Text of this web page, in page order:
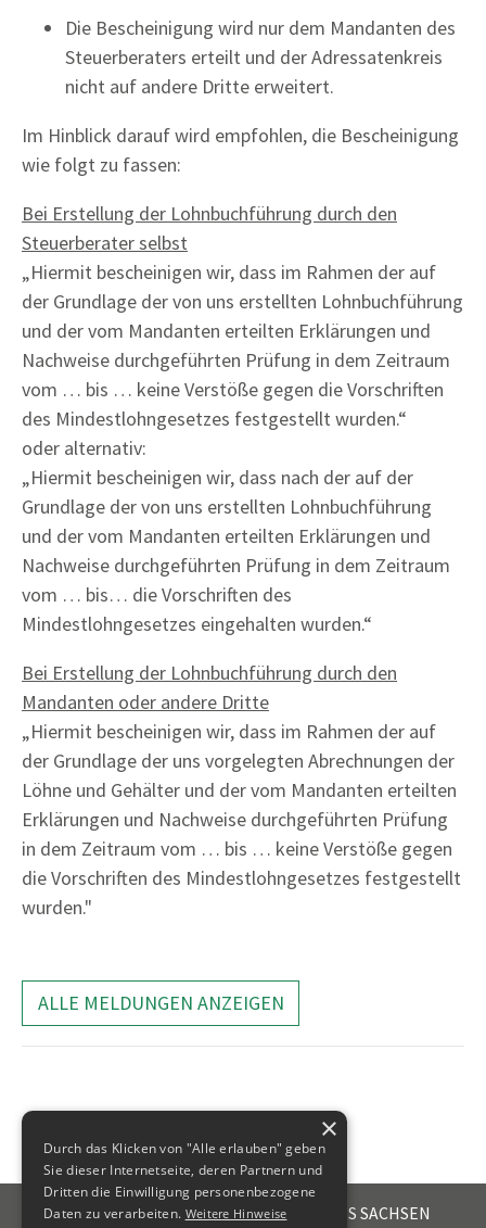
Die Bescheinigung wird nur dem Mandanten des
Steuerberaters erteilt und der Adressatenkreis
nicht auf andere Dritte erweitert.
Im Hinblick darauf wird empfohlen, die Bescheinigung
wie folgt zu fassen:
Bei Erstellung der Lohnbuchführung durch den
Steuerberater selbst
„Hiermit bescheinigen wir, dass im Rahmen der auf
der Grundlage der von uns erstellten Lohnbuchführung
und der vom Mandanten erteilten Erklärungen und
Nachweise durchgeführten Prüfung in dem Zeitraum
vom … bis … keine Verstöße gegen die Vorschriften
des Mindestlohngesetzes festgestellt wurden.“
oder alternativ:
„Hiermit bescheinigen wir, dass nach der auf der
Grundlage der von uns erstellten Lohnbuchführung
und der vom Mandanten erteilten Erklärungen und
Nachweise durchgeführten Prüfung in dem Zeitraum
vom … bis… die Vorschriften des
Mindestlohngesetzes eingehalten wurden.“
Bei Erstellung der Lohnbuchführung durch den
Mandanten oder andere Dritte
„Hiermit bescheinigen wir, dass im Rahmen der auf
der Grundlage der uns vorgelegten Abrechnungen der
Löhne und Gehälter und der vom Mandanten erteilten
Erklärungen und Nachweise durchgeführten Prüfung
in dem Zeitraum vom … bis … keine Verstöße gegen
die Vorschriften des Mindestlohngesetzes festgestellt
wurden."
ALLE MELDUNGEN ANZEIGEN
STEUERBERATERKAMMER DES FREISTAATES SACHSEN
×
Durch das Klicken von "Alle erlauben" geben
Sie dieser Internetseite, deren Partnern und
Dritten die Einwilligung personenbezogene
Daten zu verarbeiten. Weitere Hinweise